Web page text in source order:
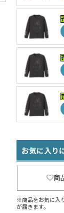
お気に入り
商
※商品をお気に入
が届きます。